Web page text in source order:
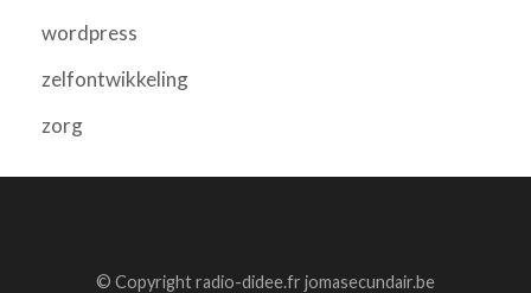
wordpress
zelfontwikkeling
zorg
© Copyright radio-didee.fr jomasecundair.be